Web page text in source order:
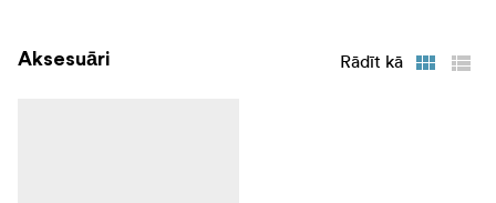
Aksesuāri Rādīt kā